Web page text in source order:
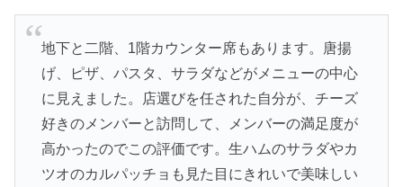
地下と二階、1階カウンター席もあります。唐揚
げ、ピザ、パスタ、サラダなどがメニューの中心
に見えました。店選びを任された自分が、チーズ
好きのメンバーと訪問して、メンバーの満足度が
高かったのでこの評価です。生ハムのサラダやカ
ツオのカルパッチョも見た目にきれいで美味しい